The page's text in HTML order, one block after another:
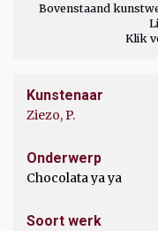
Bovenstaand
Klik
Kunstenaar
Ziezo, P.
Onderwerp
Chocolata ya ya
Soort werk